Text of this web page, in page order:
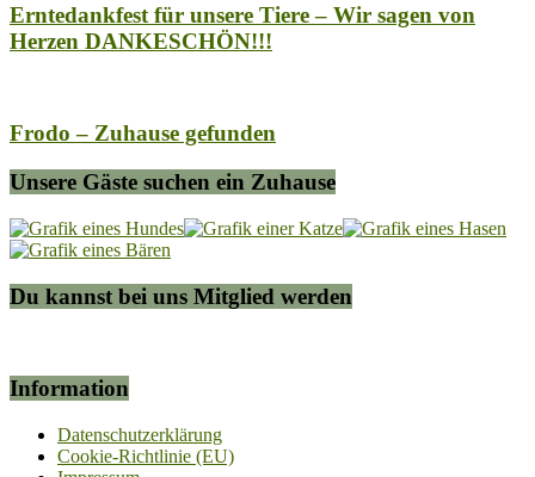
Erntedankfest für unsere Tiere – Wir sagen von
Herzen DANKESCHÖN!!!
Frodo – Zuhause gefunden
Unsere Gäste suchen ein Zuhause
Du kannst bei uns Mitglied werden
Information
Datenschutzerklärung
Cookie-Richtlinie (EU)